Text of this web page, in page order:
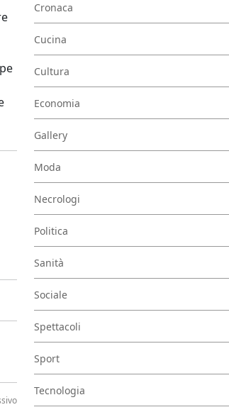
Cronaca
Cucina
Cultura
Economia
Gallery
Moda
Necrologi
Politica
Sanità
Sociale
Spettacoli
Sport
Tecnologia